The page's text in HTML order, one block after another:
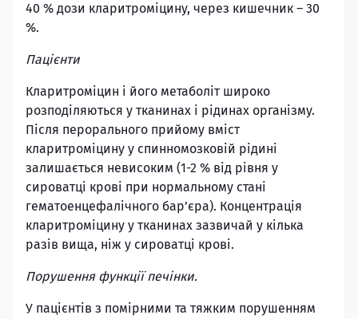
40 % дози кларитроміцину, через кишечник – 30
%.
Пацієнти
Кларитроміцин і його метаболіт широко
розподіляються у тканинах і рідинах організму.
Після перорального прийому вміст
кларитроміцину у спинномозковій рідині
залишається невисоким (1-2 % від рівня у
сироватці крові при нормальному стані
гематоенцефалічного бар’єра). Концентрація
кларитроміцину у тканинах зазвичай у кілька
разів вища, ніж у сироватці крові.
Порушення функції печінки.
У пацієнтів з помірними та тяжким порушенням